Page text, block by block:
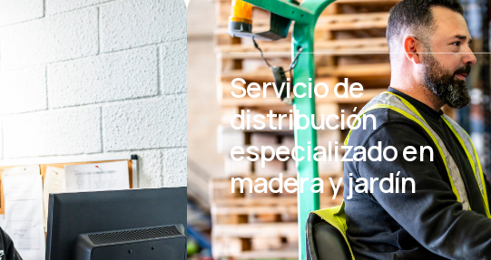
Servicio de
distribución
especializado en
madera y jardín